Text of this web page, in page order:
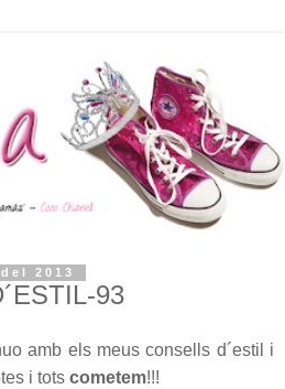
2013
93
amb els meus consells d´estil i
i tots cometem!!!